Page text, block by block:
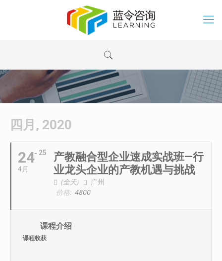
四月, 2020
24
4月
25
产教融合型企业速成实战班—行
业龙头企业的产教机遇与挑战
(全天)
广州
价格: 4800
课程介绍
课程收获